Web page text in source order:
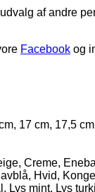
af andre
Facebook og
17 cm, 17,5
Creme,
Hvid,
Lys mint, Lys